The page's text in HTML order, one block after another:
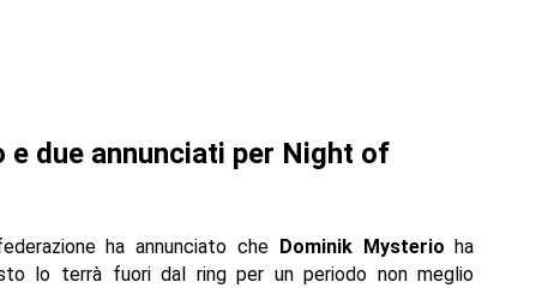
e due annunciati per Night of
ha annunciato che Dominik Mysterio ha
lo terrà fuori dal ring per un periodo non meglio